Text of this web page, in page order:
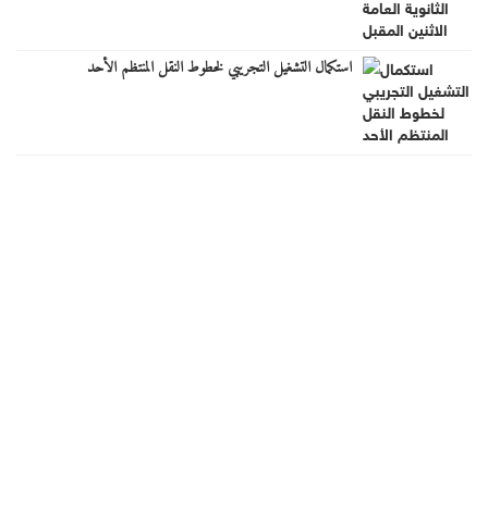
استكمال التشغيل التجريبي لخطوط النقل المنتظم الأحد